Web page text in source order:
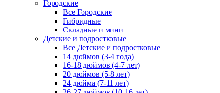
Городские
Все Городские
Гибридные
Складные и мини
Детские и подростковые
Все Детские и подростковые
14 дюймов (3-4 года)
16-18 дюймов (4-7 лет)
20 дюймов (5-8 лет)
24 дюйма (7-11 лет)